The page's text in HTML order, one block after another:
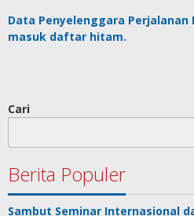
Data Penyelenggara Perjalanan
masuk daftar hitam.
Cari
Berita Populer
Sambut Seminar Internasional